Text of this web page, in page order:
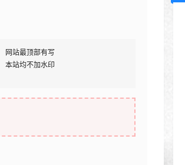
网站最顶部有写
本站均不加水印